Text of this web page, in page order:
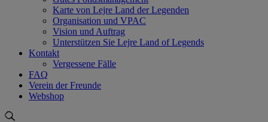
Karte von Lejre Land der Legenden
Organisation und VPAC
Vision und Auftrag
Unterstützen Sie Lejre Land of Legends
Kontakt
Vergessene Fälle
FAQ
Verein der Freunde
Webshop